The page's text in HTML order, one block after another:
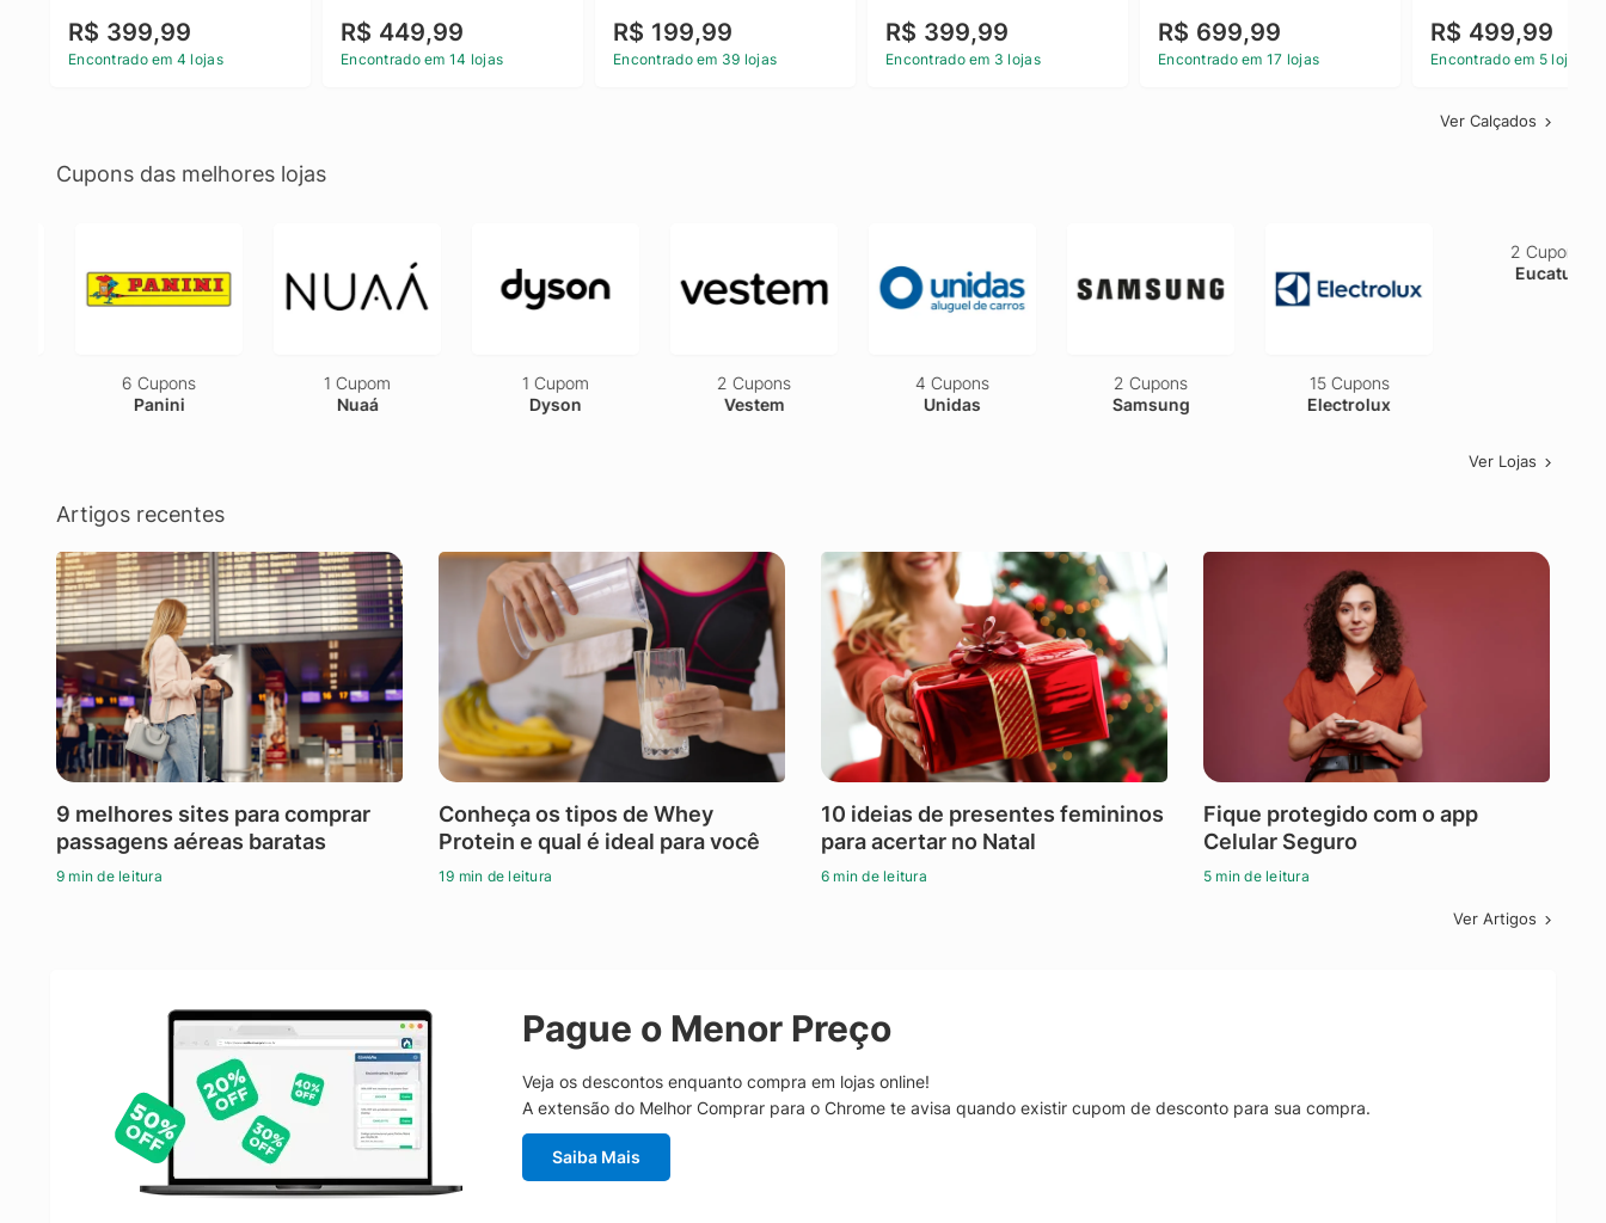
R$ 399,99
Encontrado em 4 lojas
R$ 449,99
Encontrado em 14 lojas
R$ 199,99
Encontrado em 39 lojas
R$ 399,99
Encontrado em 3 lojas
R$ 699,99
Encontrado em 17 lojas
R$ 499,99
Encontrado em 5 lojas
Ver Calçados
Cupons das melhores lojas
6 Cupons
Panini
1 Cupom
Nuaá
1 Cupom
Dyson
2 Cupons
Vestem
4 Cupons
Unidas
2 Cupons
Samsung
15 Cupons
Electrolux
Ver Lojas
Artigos recentes
9 melhores sites para comprar
passagens aéreas baratas
9 min de leitura
Conheça os tipos de Whey
Protein e qual é ideal para você
19 min de leitura
10 ideias de presentes femininos
para acertar no Natal
6 min de leitura
Fique protegido com o app
Celular Seguro
5 min de leitura
Ver Artigos
Pague o Menor Preço
Veja os descontos enquanto compra em lojas online!
A extensão do Melhor Comprar para o Chrome te avisa quando existir cupom de desconto para sua compra.
Saiba Mais